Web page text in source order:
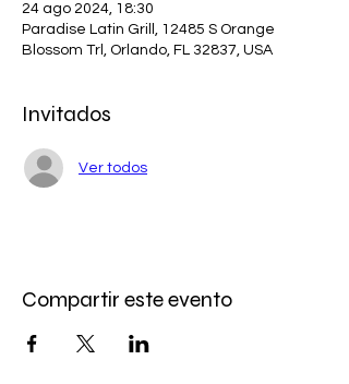
24 ago 2024, 18:30
Paradise Latin Grill, 12485 S Orange
Blossom Trl, Orlando, FL 32837, USA
Invitados
Ver todos
Compartir este evento